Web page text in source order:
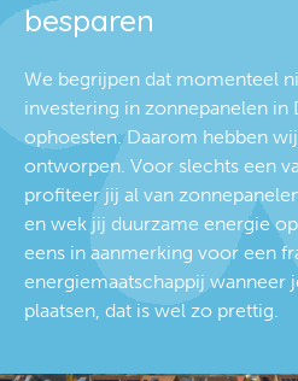
besparen
We begrijpen dat momenteel
investering in zonnepanelen in
ophoesten. Daarom hebben
ontworpen. Voor slechts een
profiteer jij al van
en wek jij duurzame energie
eens in aanmerking voor een
energiemaatschappij wanneer
plaatsen, dat is wel zo prettig.